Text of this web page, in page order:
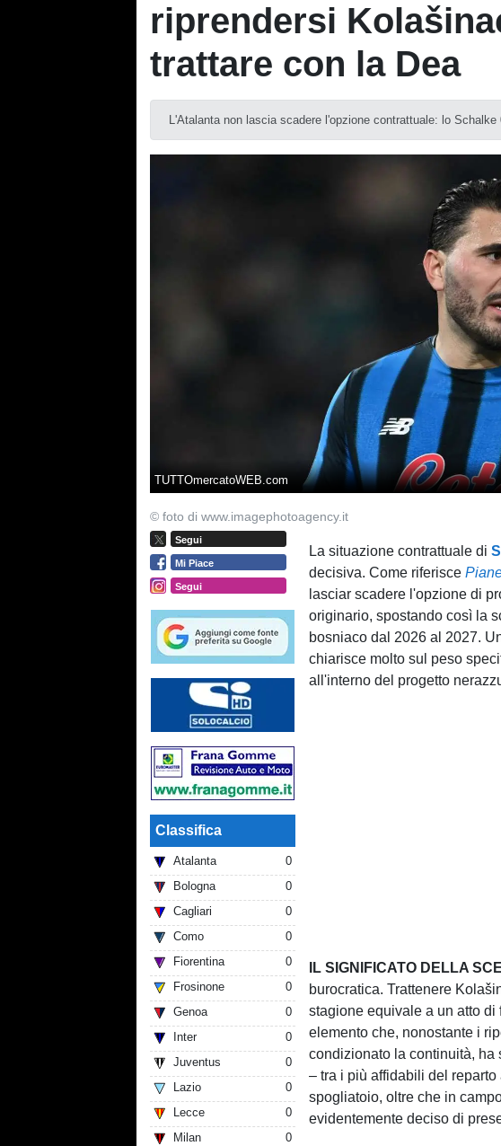
riprendersi
trattare con la Dea
L'Atalanta non lascia scadere l'opzione contrattuale: lo
TUTTOmercatoWEB.com
© foto di www.imagephotoagency.it
Segui
Mi Piace
Segui
Classifica
Atalanta
0
Bologna
0
Cagliari
0
Como
0
Fiorentina
0
Frosinone
0
Genoa
0
Inter
0
Juventus
0
Lazio
0
Lecce
0
Milan
0
La situazione contrattuale di
decisiva. Come riferisce
lasciar scadere l'opzione di
originario, spostando così la
bosniaco dal 2026 al 2027.
chiarisce molto sul peso
all'interno del progetto
IL SIGNIFICATO DELLA
burocratica. Trattenere
stagione equivale a un atto
elemento che, nonostante i
condizionato la continuità,
– tra i più affidabili del
spogliatoio, oltre che in
evidentemente deciso di